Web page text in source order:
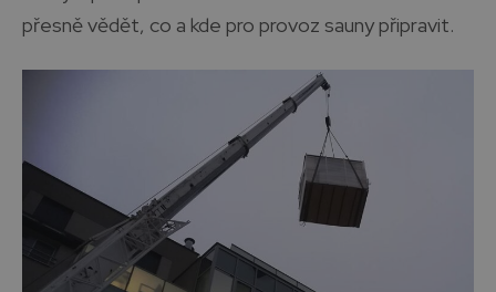
přesně vědět, co a kde pro provoz sauny připravit.